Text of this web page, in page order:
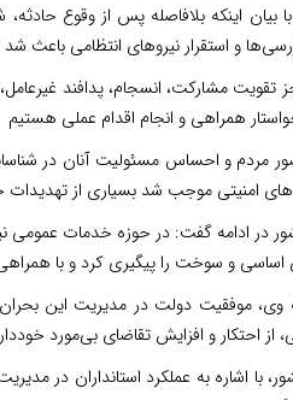
بیان اینکه بلافاصله پس از وقوع
و استقرار نیروهای انتظامی
تقویت مشارکت، انسجام، پدافند
همراهی و انجام اقدام عملی هستیم
مردم و احساس مسئولیت‌ آنان در
امنیتی موجب شد بسیاری از
در ادامه گفت: در حوزه خدمات عمومی
اساسی و سوخت را پیگیری کرد و با
وی، موفقیت دولت در مدیریت این
از احتکار و افزایش تقاضای بی‌مورد
با اشاره به عملکرد استانداران در